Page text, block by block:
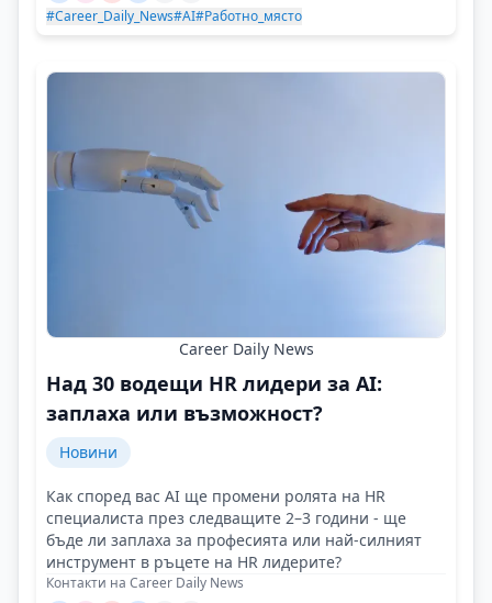
#Career_Daily_News#AI#Работно_място
Career Daily News
Над 30 водещи HR лидери за AI:
заплаха или възможност?
Новини
Как според вас AI ще промени ролята на HR
специалиста през следващите 2–3 години - ще
бъде ли заплаха за професията или най-силният
инструмент в ръцете на HR лидерите?
Контакти на Career Daily News